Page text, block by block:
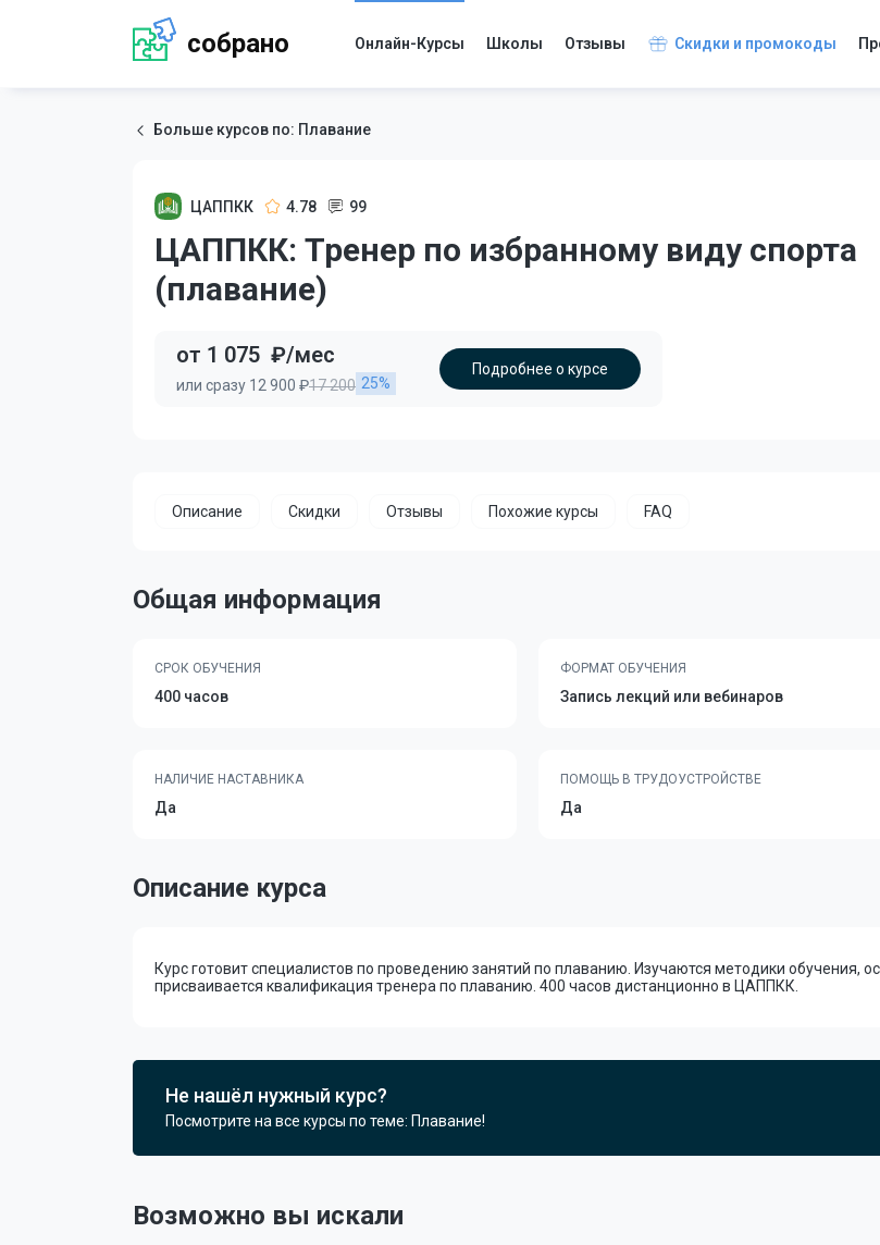
собрано Онлайн-Курсы Школы Отзывы Скидки и промокоды
Больше курсов по: Плавание
ЦАППКК 4.78 99
ЦАППКК: Тренер по избранному виду спорта
(плавание)
от 1 075 ₽/мес
или сразу 12 900 ₽17 200 25%
Подробнее о курсе
Описание Скидки Отзывы Похожие курсы FAQ
Общая информация
СРОК ОБУЧЕНИЯ
400 часов
ФОРМАТ ОБУЧЕНИЯ
Запись лекций или вебинаров
НАЛИЧИЕ НАСТАВНИКА
Да
ПОМОЩЬ В ТРУДОУСТРОЙСТВЕ
Да
Описание курса
Курс готовит специалистов по проведению занятий по плаванию. Изучаются методики обучения,
присваивается квалификация тренера по плаванию. 400 часов дистанционно в ЦАППКК.
Не нашёл нужный курс?
Посмотрите на все курсы по теме: Плавание!
Возможно вы искали